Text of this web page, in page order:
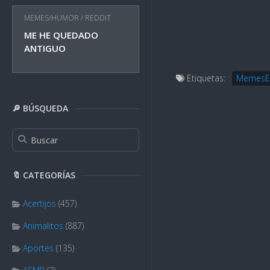
MEMES/HUMOR / REDDIT
ME HE QUEDADO
ANTIGUO
🔎 BÚSQUEDA
🔖 CATEGORÍAS
Acertijos (457)
Animalitos (887)
Aportes (135)
Etiquetas: